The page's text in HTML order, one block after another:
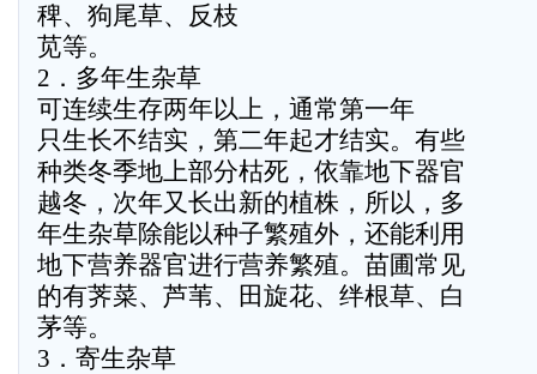
稗、狗尾草、反枝
苋等。
2．多年生杂草
可连续生存两年以上，通常第一年
只生长不结实，第二年起才结实。有些
种类冬季地上部分枯死，依靠地下器官
越冬，次年又长出新的植株，所以，多
年生杂草除能以种子繁殖外，还能利用
地下营养器官进行营养繁殖。苗圃常见
的有荠菜、芦苇、田旋花、绊根草、白
茅等。
3．寄生杂草